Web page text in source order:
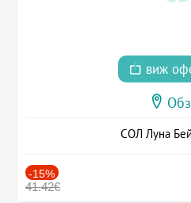
виж
СОЛ Луна
-15%
41.42€